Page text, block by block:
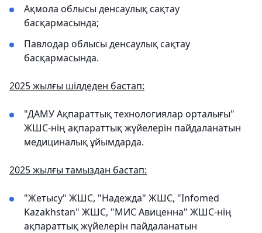
Ақмола облысы денсаулық сақтау
басқармасында;
Павлодар облысы денсаулық сақтау
басқармасында.
2025 жылғы шілдеден бастап:
"ДАМУ Ақпараттық технологиялар орталығы"
ЖШС-нің ақпараттық жүйелерін пайдаланатын
медициналық ұйымдарда.
2025 жылғы тамыздан бастап:
"Жетысу" ЖШС, "Надежда" ЖШС, "Infomed
Kazakhstan" ЖШС, "МИС Авиценна" ЖШС-нің
ақпараттық жүйелерін пайдаланатын